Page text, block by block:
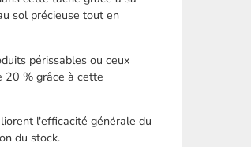
sol précieuse tout en
périssables ou ceux
20 % grâce à cette
l'efficacité générale du
du stock.